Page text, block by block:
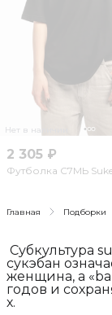
Нет в наличии
2 305 ₽
Футболка С7МЬ
Главная Подборки
Субкультура
сукэбан
женщина, а
годов и
х.